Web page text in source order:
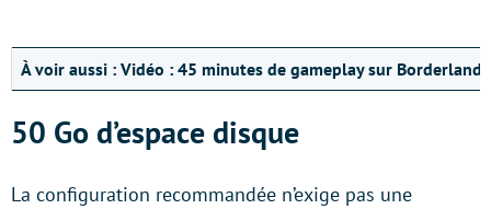
À voir aussi : Vidéo : 45 minutes de gameplay sur
50 Go d’espace disque
La configuration recommandée n’exige pas une